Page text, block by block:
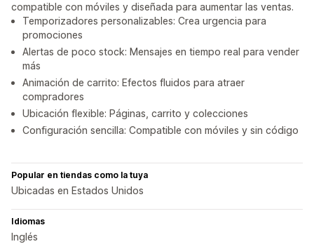
compatible con móviles y diseñada para aumentar las ventas.
Temporizadores personalizables: Crea urgencia para
promociones
Alertas de poco stock: Mensajes en tiempo real para vender
más
Animación de carrito: Efectos fluidos para atraer
compradores
Ubicación flexible: Páginas, carrito y colecciones
Configuración sencilla: Compatible con móviles y sin código
Popular en tiendas como la tuya
Ubicadas en Estados Unidos
Idiomas
Inglés